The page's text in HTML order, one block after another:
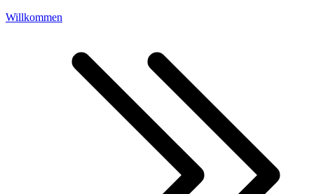
Willkommen